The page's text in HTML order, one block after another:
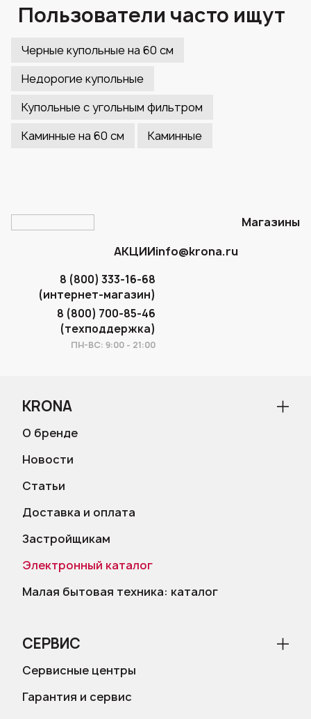
Пользователи часто ищут
Черные купольные на 60 см
Недорогие купольные
Купольные с угольным фильтром
Каминные на 60 см
Каминные
Магазины
АКЦИИinfo@krona.ru
8 (800) 333-16-68
(интернет-магазин)
8 (800) 700-85-46
(техподдержка)
ПН-ВС: 9:00 - 21:00
KRONA
О бренде
Новости
Статьи
Доставка и оплата
Застройщикам
Электронный каталог
Малая бытовая техника: каталог
СЕРВИС
Сервисные центры
Гарантия и сервис